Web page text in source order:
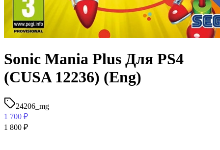
Sonic Mania Plus Для PS4
(CUSA 12236) (Eng)
24206_mg
1 700 ₽
1 800 ₽